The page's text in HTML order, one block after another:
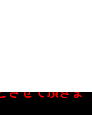
させて頂きま